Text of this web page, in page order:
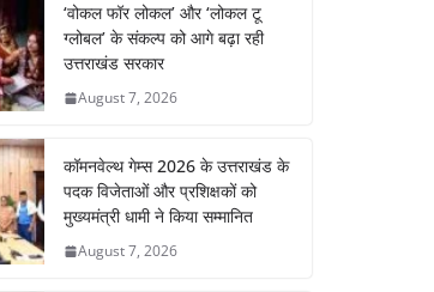
‘वोकल फॉर लोकल’ और ‘लोकल टू
ग्लोबल’ के संकल्प को आगे बढ़ा रही
उत्तराखंड सरकार
August 7, 2026
कॉमनवेल्थ गेम्स 2026 के उत्तराखंड के
पदक विजेताओं और प्रशिक्षकों को
मुख्यमंत्री धामी ने किया सम्मानित
August 7, 2026